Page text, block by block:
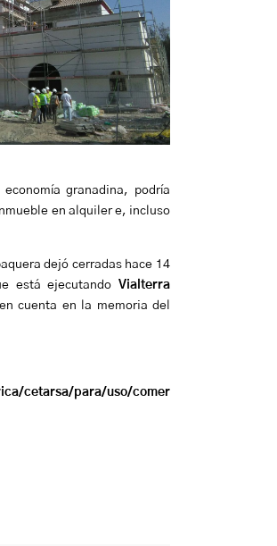
granadina, podría
en alquiler e, incluso
dejó cerradas hace 14
está ejecutando Vialterra
cuenta en la memoria del
cetarsa/para/uso/comer